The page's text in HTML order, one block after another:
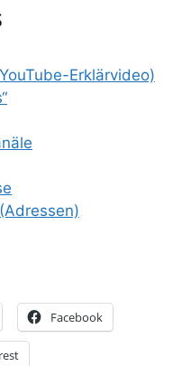
Erklärvideo)
Facebook